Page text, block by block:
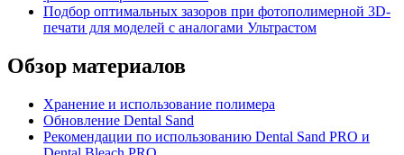
Подбор оптимальных зазоров при фотополимерной 3D-
печати для моделей с аналогами Ультрастом
Обзор материалов
Хранение и использование полимера
Обновление Dental Sand
Рекомендации по использованию Dental Sand PRO и